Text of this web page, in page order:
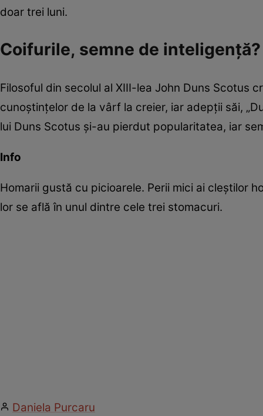
doar trei luni.
Coifurile, semne de inteligenţă?
Filosoful din secolul al XIII-lea John Duns Scotus
cunoștințelor de la vârf la creier, iar adepții săi,
lui Duns Scotus şi-au pierdut popularitatea, iar
Info
Homarii gustă cu picioarele. Perii mici ai cleștilor
lor se află în unul dintre cele trei stomacuri.
Daniela Purcaru